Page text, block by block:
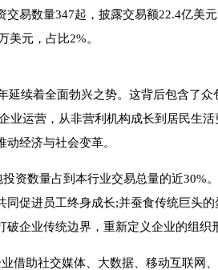
交易数量347起，披露交易额22.4亿美
美元，占比2%。
延续着全面勃兴之势。这背后包含了
业运营，从非营利机构成长到居民生
经济与社会变革。
资数量占到本行业交易总量的近30%
同促进员工终身成长;并蚕食传统巨头
破企业传统边界，重新定义企业的组织
借助社交媒体、大数据、移动互联网